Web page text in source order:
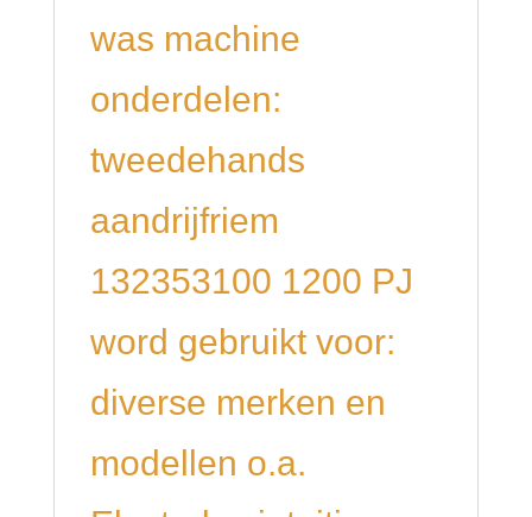
was machine
onderdelen:
tweedehands
aandrijfriem
132353100 1200 PJ
word gebruikt voor:
diverse merken en
modellen o.a.